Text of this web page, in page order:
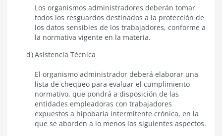
Los organismos administradores deberán tomar
todos los resguardos destinados a la protección de
los datos sensibles de los trabajadores, conforme a
la normativa vigente en la materia.
Asistencia Técnica
El organismo administrador deberá elaborar una
lista de chequeo para evaluar el cumplimiento
normativo, que pondrá a disposición de las
entidades empleadoras con trabajadores
expuestos a hipobaria intermitente crónica, en la
que se aborden a lo menos los siguientes aspectos.